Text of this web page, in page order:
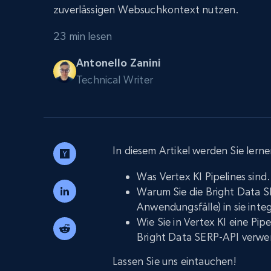
integriertem Entsperren und Hosting
PROXY-INFRASTRUKTUR
Residential proxys 50% OFF
Datacenter proxys
effiziente Datenextraktion
PROXY-INFRASTRUKTUR
ISP proxys
zuverlässigen Websuchkontext nutzen.
23 min lesen
Antonello Zanini
Technical Writer
In diesem Artikel werden Sie
Was Vertex KI Pipelines sind.
Warum Sie die Bright Data
Anwendungsfälle) in sie
Wie Sie in Vertex KI eine
Bright Data SERP-API
Lassen Sie uns eintauchen!